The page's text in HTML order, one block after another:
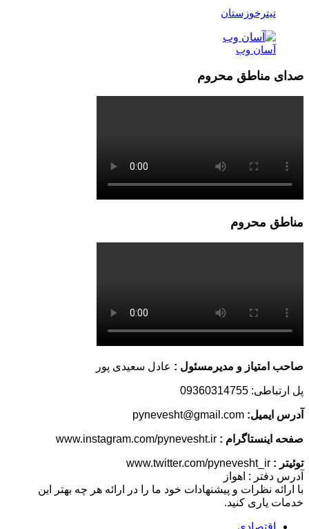
تیترخوزستان
آسان وب
صدای مناطق محروم
مناطق محروم
صاحب امتیاز و مدیرمسئول : عادل سعیدی پور
پل ارتباطی: 09360314755
آدرس ایمیل:
صفحه اینستاگرام :
توئیتر :
آدرس دفتر : اهواز
با ارائه نظرات و پیشنهادات خود ما را در ارائه هر چه بهتر این
خدمات یاری کنید.